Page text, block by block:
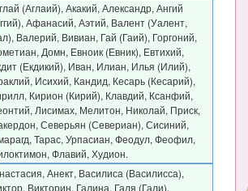
(Аглаий), Акакий, Александр, Ангий
Афанасий, Аэтий, Валент (Уалент,
Валерий, Вивиан, Гай (Гаий), Горгоний,
Домн, Евноик (Евник), Евтихий,
(Екдикий), Иван, Илиан, Илья (Илий),
Исихий, Кандид, Кесарь (Кесарий),
Кирион (Кирий), Клавдий, Ксанфий,
Лисимах, Мелитон, Николай, Приск,
Северьян (Севериан), Сисиний,
Тарас, Урпасиан, Феодул, Феофил,
Флавий, Худион.
Анект, Василиса (Василисса),
Викторин, Галина, Галя (Гали),